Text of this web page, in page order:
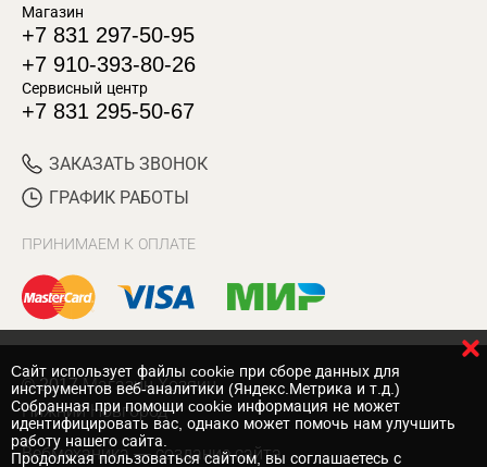
Магазин
+7 831 297-50-95
+7 910-393-80-26
Сервисный центр
+7 831 295-50-67
ЗАКАЗАТЬ ЗВОНОК
ГРАФИК РАБОТЫ
ПРИНИМАЕМ К ОПЛАТЕ
© 2017 Магазин Хозяин
Нижний Новгород
Вебмеханика — создание сайта
Cайт использует файлы cookie при сборе данных для
инструментов веб-аналитики (Яндекс.Метрика и т.д.)
Собранная при помощи cookie информация не может
идентифицировать вас, однако может помочь нам улучшить
работу нашего сайта.
Продолжая пользоваться сайтом, вы соглашаетесь с